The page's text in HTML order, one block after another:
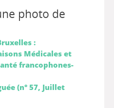
photo de
:
Médicales et
francophones-
(n° 57, Juillet